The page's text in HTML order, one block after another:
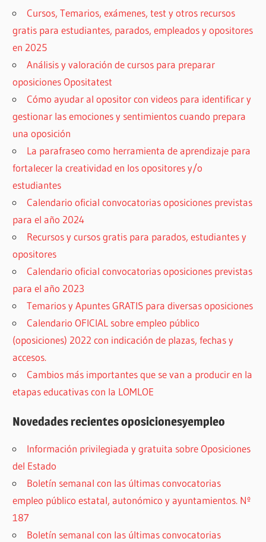
Cursos, Temarios, exámenes, test y otros recursos
gratis para estudiantes, parados, empleados y opositores
en 2025
Análisis y valoración de cursos para preparar
oposiciones Opositatest
Cómo ayudar al opositor con videos para identificar y
gestionar las emociones y sentimientos cuando prepara
una oposición
La parafraseo como herramienta de aprendizaje para
fortalecer la creatividad en los opositores y/o
estudiantes
Calendario oficial convocatorias oposiciones previstas
para el año 2024
Recursos y cursos gratis para parados, estudiantes y
opositores
Calendario oficial convocatorias oposiciones previstas
para el año 2023
Temarios y Apuntes GRATIS para diversas oposiciones
Calendario OFICIAL sobre empleo público
(oposiciones) 2022 con indicación de plazas, fechas y
accesos.
Cambios más importantes que se van a producir en la
etapas educativas con la LOMLOE
Novedades recientes oposicionesyempleo
Información privilegiada y gratuita sobre Oposiciones
del Estado
Boletín semanal con las últimas convocatorias
empleo público estatal, autonómico y ayuntamientos. Nº
187
Boletín semanal con las últimas convocatorias